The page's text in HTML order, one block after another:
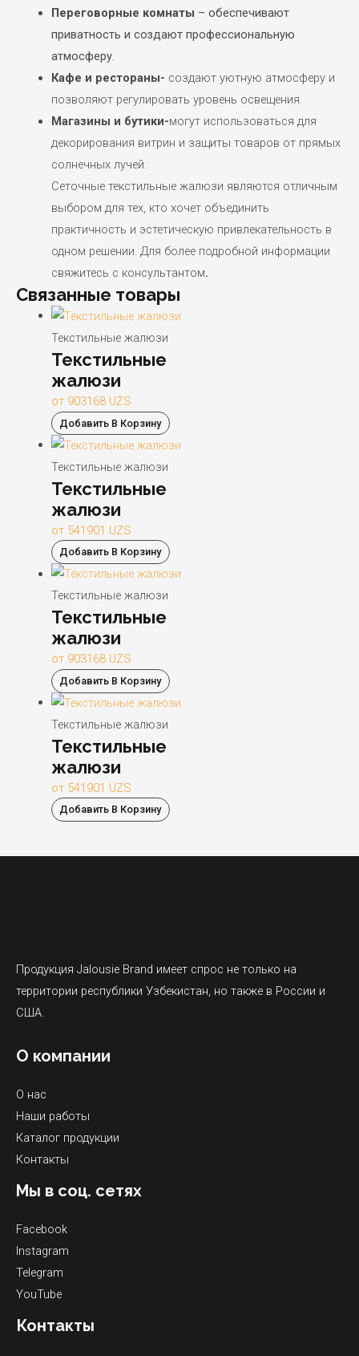
Переговорные комнаты – обеспечивают
приватность и создают профессиональную
атмосферу.
Кафе и рестораны- создают уютную атмосферу и
позволяют регулировать уровень освещения.
Магазины и бутики-могут использоваться для
декорирования витрин и защиты товаров от прямых
солнечных лучей.
Сеточные текстильные жалюзи являются отличным
выбором для тех, кто хочет объединить
практичность и эстетическую привлекательность в
одном решении. Для более подробной информации
свяжитесь с консультантом.
Связанные товары
Текстильные жалюзи
Текстильные
жалюзи
от 903168 UZS
Добавить В Корзину
Текстильные жалюзи
Текстильные
жалюзи
от 541901 UZS
Добавить В Корзину
Текстильные жалюзи
Текстильные
жалюзи
от 903168 UZS
Добавить В Корзину
Текстильные жалюзи
Текстильные
жалюзи
от 541901 UZS
Добавить В Корзину
Продукция Jalousie Brand имеет спрос не только на
территории республики Узбекистан, но также в России и
США.
О компании
О нас
Наши работы
Каталог продукции
Контакты
Мы в соц. сетях
Facebook
Instagram
Telegram
YouTube
Контакты